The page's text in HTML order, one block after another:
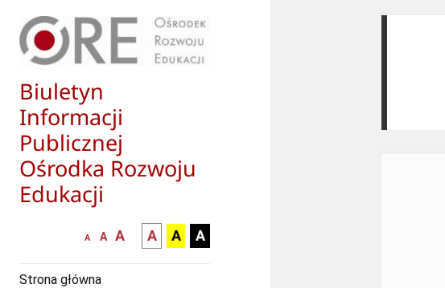
Biuletyn
Informacji
Publicznej
Ośrodka Rozwoju
Edukacji
mniejsza
A
normalna
A
większa-
czcionka
A
kontrast
czarny
A
kontrast
czarny
A
kontrast
żółty
A
Strona główna